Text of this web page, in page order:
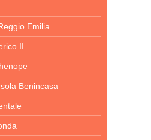
Emilia
II
Benincasa